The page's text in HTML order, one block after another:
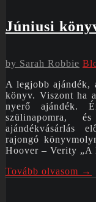
Júniusi
by Sarah Robbie
A legjobb ajándék,
könyv. Viszont ha
nyerő ajándék.
szülinapomra,
ajándékvásárlás
rajongó
Hoover – Verity „A
Tovább olvasom →